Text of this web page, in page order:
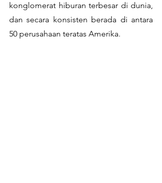
konglomerat hiburan terbesar di dunia,
dan secara konsisten berada di antara
50 perusahaan teratas Amerika.